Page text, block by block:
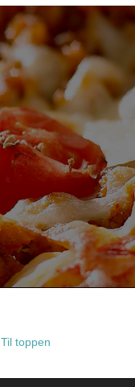
Til toppen